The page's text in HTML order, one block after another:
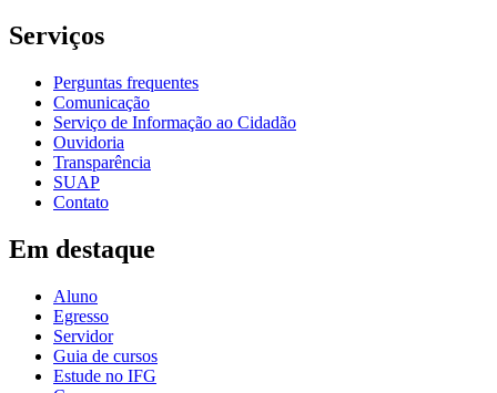
Serviços
Perguntas frequentes
Comunicação
Serviço de Informação ao Cidadão
Ouvidoria
Transparência
SUAP
Contato
Em destaque
Aluno
Egresso
Servidor
Guia de cursos
Estude no IFG